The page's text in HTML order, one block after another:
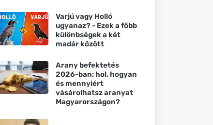
Varjú vagy Holló
ugyanaz? - Ezek a főbb
különbségek a két
madár között
Arany befektetés
2026-ban: hol, hogyan
és mennyiért
vásárolhatsz aranyat
Magyarországon?